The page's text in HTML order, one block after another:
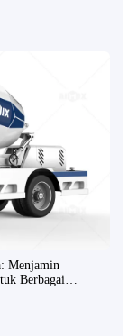
Menjamin
Berbagai